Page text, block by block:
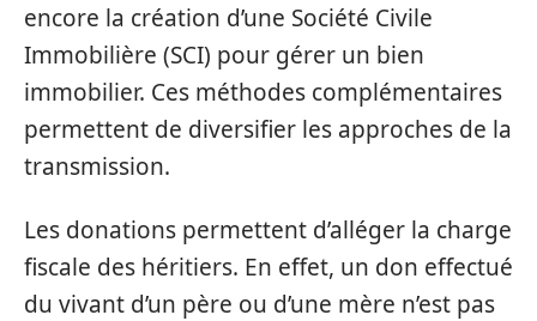
encore la création d’une Société Civile
Immobilière (SCI) pour gérer un bien
immobilier. Ces méthodes complémentaires
permettent de diversifier les approches de la
transmission.
Les donations permettent d’alléger la charge
fiscale des héritiers. En effet, un don effectué
du vivant d’un père ou d’une mère n’est pas